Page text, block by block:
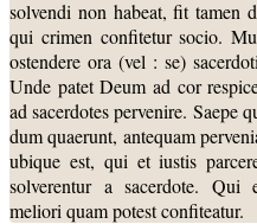
solvendi non habeat, fit tamen
qui crimen confitetur socio.
ostendere ora (vel : se)
Unde patet Deum ad cor
ad sacerdotes pervenire. Saepe
dum quaerunt, antequam
ubique est, qui et iustis
solverentur a sacerdote. Qui
meliori quam potest confiteatur.